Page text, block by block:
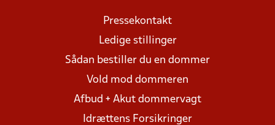
Pressekontakt
Ledige stillinger
Sådan bestiller du en dommer
Vold mod dommeren
Afbud + Akut dommervagt
Idrættens Forsikringer